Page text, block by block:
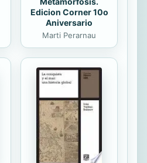
Edicion Corner 10o
Aniversario
Marti Perarnau